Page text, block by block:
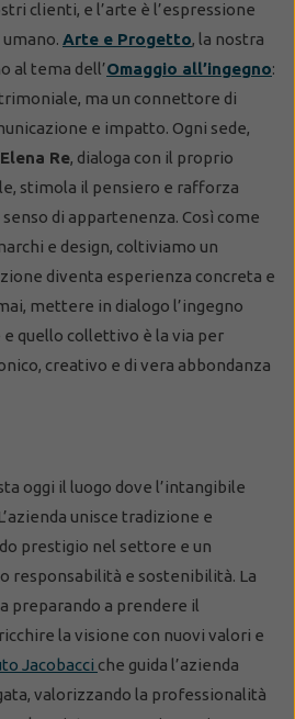
clienti, e l’arte è l’espressione
Arte e Progetto, la nostra
al tema dell’Omaggio all’ingegno:
ma un connettore di
e impatto. Ogni sede,
Elena Re, dialoga con il proprio
stimola il pensiero e rafforza
di appartenenza. Così come
e design, coltiviamo un
diventa esperienza concreta e
mettere in dialogo l’ingegno
quello collettivo è la via per
creativo e di vera abbondanza
oggi il luogo dove l’intangibile
unisce tradizione e
prestigio nel settore e un
responsabilità e sostenibilità. La
preparando a prendere il
la visione con nuovi valori e
Jacobacci che guida l’azienda
valorizzando la professionalità